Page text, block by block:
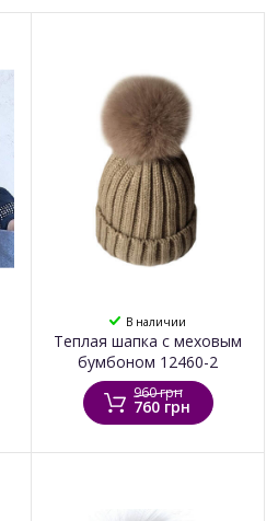
В наличии
Теплая шапка с меховым
бумбоном 12460-2
960 грн
760 грн